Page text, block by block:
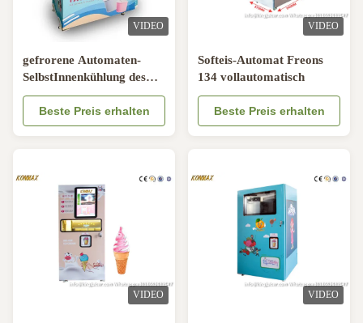
VIDEO
gefrorene Automaten-
SelbstInnenkühlung des
Produkt-20L mit Kredit-
Zahlung
Beste Preis erhalten
VIDEO
Softeis-Automat Freons
134 vollautomatisch
Beste Preis erhalten
VIDEO VIDEO